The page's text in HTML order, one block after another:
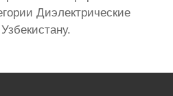
Диэлектрические